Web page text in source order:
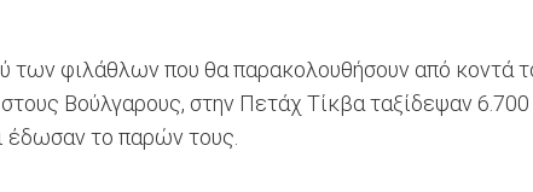
των φιλάθλων που θα παρακολουθήσουν από κοντά
Βούλγαρους, στην Πετάχ Τίκβα ταξίδεψαν
έδωσαν το παρών τους.